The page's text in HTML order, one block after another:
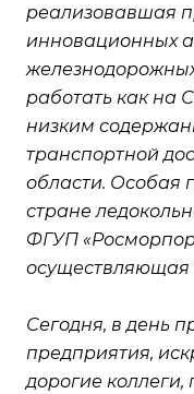
реализовавшая
инновационных
работать как на
низким
транспортной
области. Особая
стране
ФГУП
осуществляющая
Сегодня, в день
предприятия,
дорогие коллеги,